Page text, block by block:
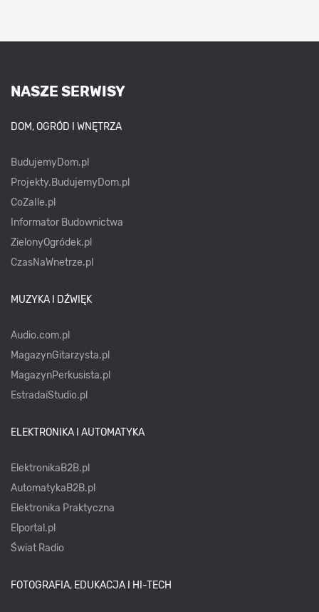
NASZE SERWISY
DOM, OGRÓD I WNĘTRZA
BudujemyDom.pl
Projekty.BudujemyDom.pl
CoZaIle.pl
Informator Budownictwa
ZielonyOgródek.pl
CzasNaWnetrze.pl
MUZYKA I DŹWIĘK
Audio.com.pl
MagazynGitarzysta.pl
MagazynPerkusista.pl
EstradaiStudio.pl
ELEKTRONIKA I AUTOMATYKA
ElektronikaB2B.pl
AutomatykaB2B.pl
Elektronika Praktyczna
Elportal.pl
Świat Radio
FOTOGRAFIA, EDUKACJA I HI-TECH